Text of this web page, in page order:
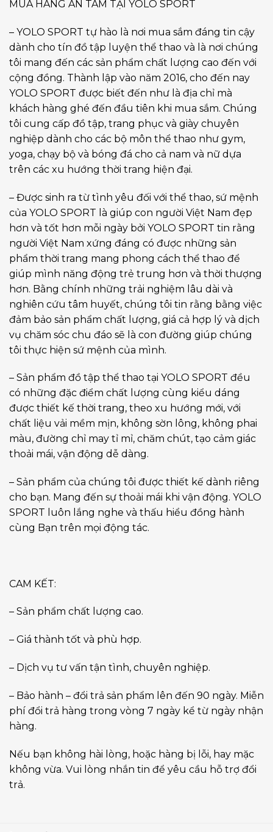
MUA HÀNG AN TÂM TẠI YOLO SPORT
– YOLO SPORT tự hào là nơi mua sắm đáng tin cậy
dành cho tín đồ tập luyện thể thao và là nơi chúng
tôi mang đến các sản phẩm chất lượng cao đến với
cộng đồng. Thành lập vào năm 2016, cho đến nay
YOLO SPORT được biết đến như là địa chỉ mà
khách hàng ghé đến đầu tiên khi mua sắm. Chúng
tôi cung cấp đồ tập, trang phục và giày chuyên
nghiệp dành cho các bộ môn thể thao như gym,
yoga, chạy bộ và bóng đá cho cả nam và nữ dựa
trên các xu hướng thời trang hiện đại.
– Được sinh ra từ tình yêu đối với thể thao, sứ mệnh
của YOLO SPORT là giúp con người Việt Nam đẹp
hơn và tốt hơn mỗi ngày bởi YOLO SPORT tin rằng
người Việt Nam xứng đáng có được những sản
phẩm thời trang mang phong cách thể thao để
giúp mình năng động trẻ trung hơn và thời thượng
hơn. Bằng chính những trải nghiệm lâu dài và
nghiên cứu tâm huyết, chúng tôi tin rằng bằng việc
đảm bảo sản phẩm chất lượng, giá cả hợp lý và dịch
vụ chăm sóc chu đáo sẽ là con đường giúp chúng
tôi thực hiện sứ mệnh của mình.
– Sản phẩm đồ tập thể thao tại YOLO SPORT đều
có những đặc điểm chất lượng cùng kiểu dáng
được thiết kế thời trang, theo xu hướng mới, với
chất liệu vải mềm mịn, không sờn lông, không phai
màu, đường chỉ may tỉ mỉ, chăm chút, tạo cảm giác
thoải mái, vận động dễ dàng.
– Sản phẩm của chúng tôi được thiết kế dành riêng
cho bạn. Mang đến sự thoải mái khi vận động. YOLO
SPORT luôn lắng nghe và thấu hiểu đồng hành
cùng Bạn trên mọi động tác.
CAM KẾT:
– Sản phẩm chất lượng cao.
– Giá thành tốt và phù hợp.
– Dịch vụ tư vấn tận tình, chuyên nghiệp.
– Bảo hành – đổi trả sản phẩm lên đến 90 ngày. Miễn
phí đổi trả hàng trong vòng 7 ngày kể từ ngày nhận
hàng.
Nếu bạn không hài lòng, hoặc hàng bị lỗi, hay mặc
không vừa. Vui lòng nhắn tin để yêu cầu hỗ trợ đổi
trả.